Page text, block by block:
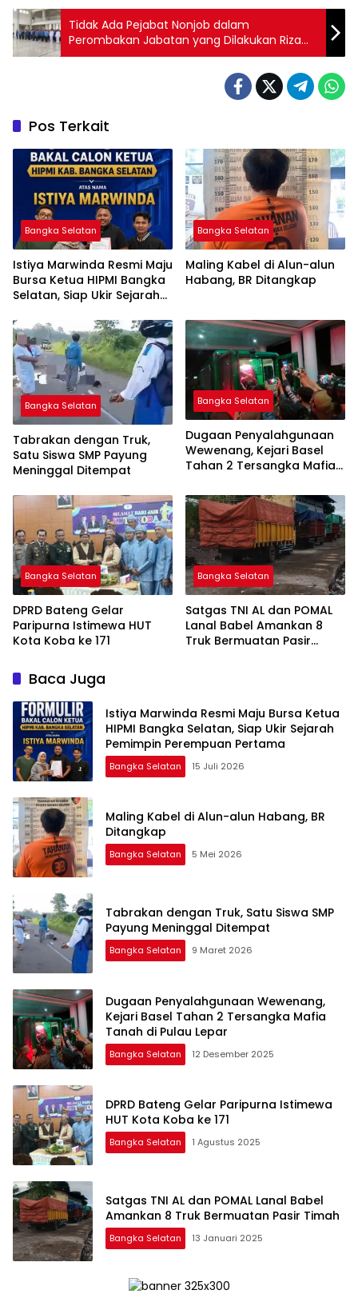
Tidak Ada Pejabat Nonjob dalam
Perombakan Jabatan yang Dilakukan Riza
Herdavid
Pos Terkait
Bangka Selatan
Istiya Marwinda Resmi Maju
Bursa Ketua HIPMI Bangka
Selatan, Siap Ukir Sejarah
Pertama
Bangka Selatan
Maling Kabel di Alun-alun
Habang, BR Ditangkap
Bangka Selatan
Tabrakan dengan Truk,
Satu Siswa SMP Payung
Meninggal Ditempat
Bangka Selatan
Dugaan Penyalahgunaan
Wewenang, Kejari Basel
Tahan 2 Tersangka Mafia
Bangka Selatan
DPRD Bateng Gelar
Paripurna Istimewa HUT
Kota Koba ke 171
Bangka Selatan
Satgas TNI AL dan POMAL
Lanal Babel Amankan 8
Truk Bermuatan Pasir
Baca Juga
Istiya Marwinda Resmi Maju Bursa Ketua
HIPMI Bangka Selatan, Siap Ukir Sejarah
Pemimpin Perempuan Pertama
Bangka Selatan 15 Juli 2026
Maling Kabel di Alun-alun Habang, BR
Ditangkap
Bangka Selatan 5 Mei 2026
Tabrakan dengan Truk, Satu Siswa SMP
Payung Meninggal Ditempat
Bangka Selatan 9 Maret 2026
Dugaan Penyalahgunaan Wewenang,
Kejari Basel Tahan 2 Tersangka Mafia
Tanah di Pulau Lepar
Bangka Selatan 12 Desember 2025
DPRD Bateng Gelar Paripurna Istimewa
HUT Kota Koba ke 171
Bangka Selatan 1 Agustus 2025
Satgas TNI AL dan POMAL Lanal Babel
Amankan 8 Truk Bermuatan Pasir Timah
Bangka Selatan 13 Januari 2025